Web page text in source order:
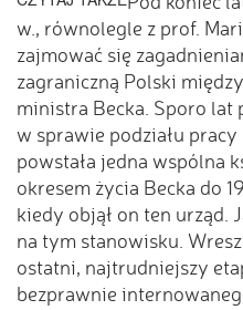
w., równolegle z prof.
zajmować się
zagraniczną Polski
ministra Becka. Sporo
w sprawie podziału
powstała jedna wspólna
okresem życia Becka do
kiedy objął on ten urząd.
na tym stanowisku.
ostatni, najtrudniejszy
bezprawnie